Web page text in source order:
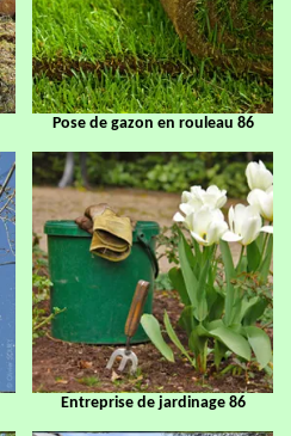
Pose de gazon en rouleau 86
Entreprise de jardinage 86